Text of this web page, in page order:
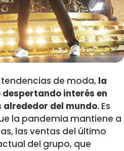
de moda, la
despertando interés en
del mundo. Es
la pandemia mantiene a
las ventas del último
del grupo, que